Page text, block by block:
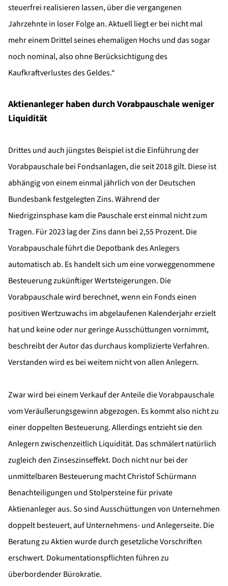
steuerfrei realisieren lassen, über die vergangenen
Jahrzehnte in loser Folge an. Aktuell liegt er bei nicht mal
mehr einem Drittel seines ehemaligen Hochs und das sogar
noch nominal, also ohne Berücksichtigung des
Kaufkraftverlustes des Geldes.“
Aktienanleger haben durch Vorabpauschale weniger
Liquidität
Drittes und auch jüngstes Beispiel ist die Einführung der
Vorabpauschale bei Fondsanlagen, die seit 2018 gilt. Diese ist
abhängig von einem einmal jährlich von der Deutschen
Bundesbank festgelegten Zins. Während der
Niedrigzinsphase kam die Pauschale erst einmal nicht zum
Tragen. Für 2023 lag der Zins dann bei 2,55 Prozent. Die
Vorabpauschale führt die Depotbank des Anlegers
automatisch ab. Es handelt sich um eine vorweggenommene
Besteuerung zukünftiger Wertsteigerungen. Die
Vorabpauschale wird berechnet, wenn ein Fonds einen
positiven Wertzuwachs im abgelaufenen Kalenderjahr erzielt
hat und keine oder nur geringe Ausschüttungen vornimmt,
beschreibt der Autor das durchaus komplizierte Verfahren.
Verstanden wird es bei weitem nicht von allen Anlegern.
Zwar wird bei einem Verkauf der Anteile die Vorabpauschale
vom Veräußerungsgewinn abgezogen. Es kommt also nicht zu
einer doppelten Besteuerung. Allerdings entzieht sie den
Anlegern zwischenzeitlich Liquidität. Das schmälert natürlich
zugleich den Zinseszinseffekt. Doch nicht nur bei der
unmittelbaren Besteuerung macht Christof Schürmann
Benachteiligungen und Stolpersteine für private
Aktienanleger aus. So sind Ausschüttungen von Unternehmen
doppelt besteuert, auf Unternehmens- und Anlegerseite. Die
Beratung zu Aktien wurde durch gesetzliche Vorschriften
erschwert. Dokumentationspflichten führen zu
überbordender Bürokratie.